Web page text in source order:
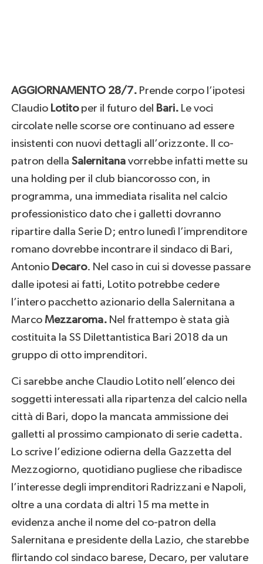
AGGIORNAMENTO 28/7. Prende corpo l’ipotesi
Claudio Lotito per il futuro del Bari. Le voci
circolate nelle scorse ore continuano ad essere
insistenti con nuovi dettagli all’orizzonte. Il co-
patron della Salernitana vorrebbe infatti mette su
una holding per il club biancorosso con, in
programma, una immediata risalita nel calcio
professionistico dato che i galletti dovranno
ripartire dalla Serie D; entro lunedì l’imprenditore
romano dovrebbe incontrare il sindaco di Bari,
Antonio Decaro. Nel caso in cui si dovesse passare
dalle ipotesi ai fatti, Lotito potrebbe cedere
l’intero pacchetto azionario della Salernitana a
Marco Mezzaroma. Nel frattempo è stata già
costituita la SS Dilettantistica Bari 2018 da un
gruppo di otto imprenditori.
Ci sarebbe anche Claudio Lotito nell’elenco dei
soggetti interessati alla ripartenza del calcio nella
città di Bari, dopo la mancata ammissione dei
galletti al prossimo campionato di serie cadetta.
Lo scrive l’edizione odierna della Gazzetta del
Mezzogiorno, quotidiano pugliese che ribadisce
l’interesse degli imprenditori Radrizzani e Napoli,
oltre a una cordata di altri 15 ma mette in
evidenza anche il nome del co-patron della
Salernitana e presidente della Lazio, che starebbe
flirtando col sindaco barese, Decaro, per valutare